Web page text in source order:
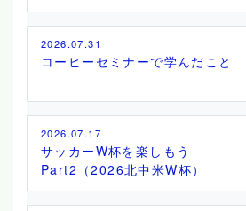
2026.07.31
コーヒーセミナーで学んだこと
2026.07.17
サッカーW杯を楽しもう
Part2（2026北中米W杯）